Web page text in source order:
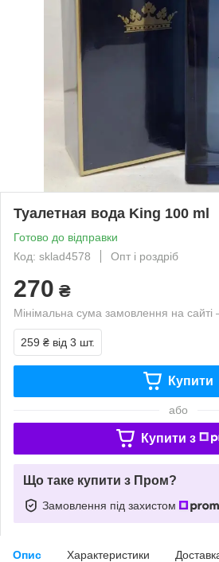
Туалетная вода King 100 ml
Готово до відправки
Код: sklad4578
Опт і роздріб
270 ₴
Мінімальна сума замовлення на
259 ₴ від 3 шт.
Купити
або
Купити з
Що таке купити з Пром?
Замовлення під захистом
Опис Характеристики